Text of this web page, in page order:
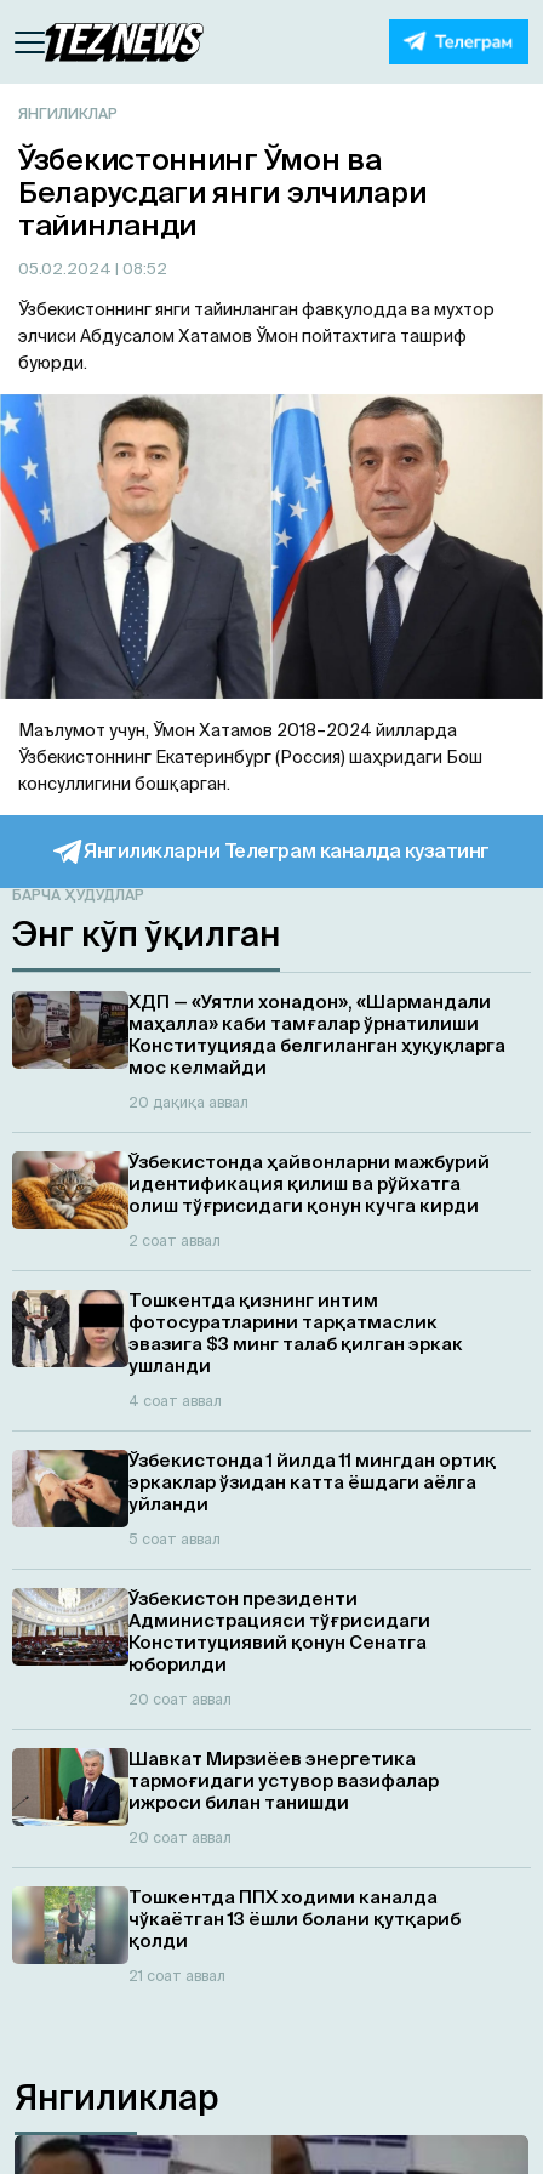
ЯНГИЛИКЛАР
Ўзбекистоннинг Ўмон ва
Беларусдаги янги элчилари
тайинланди
05.02.2024 | 08:52
Ўзбекистоннинг янги тайинланган фавқулодда ва мухтор
элчиси Абдусалом Хатамов Ўмон пойтахтига ташриф
буюрди.
Маълумот учун, Ўмон Хатамов 2018–2024 йилларда
Ўзбекистоннинг Екатеринбург (Россия) шаҳридаги Бош
консуллигини бошқарган.
Янгиликларни Телеграм каналда кузатинг
БАРЧА ҲУДУДЛАР
Энг кўп ўқилган
ХДП — «Уятли хонадон», «Шармандали
маҳалла» каби тамғалар ўрнатилиши
Конституцияда белгиланган ҳуқуқларга
мос келмайди
20 дақиқа аввал
Ўзбекистонда ҳайвонларни мажбурий
идентификация қилиш ва рўйхатга
олиш тўғрисидаги қонун кучга кирди
2 соат аввал
Тошкентда қизнинг интим
фотосуратларини тарқатмаслик
эвазига $3 минг талаб қилган эркак
ушланди
4 соат аввал
Ўзбекистонда 1 йилда 11 мингдан ортиқ
эркаклар ўзидан катта ёшдаги аёлга
уйланди
5 соат аввал
Ўзбекистон президенти
Администрацияси тўғрисидаги
Конституциявий қонун Сенатга
юборилди
20 соат аввал
Шавкат Мирзиёев энергетика
тармоғидаги устувор вазифалар
ижроси билан танишди
20 соат аввал
Тошкентда ППХ ходими каналда
чўкаётган 13 ёшли болани қутқариб
қолди
21 соат аввал
Янгиликлар